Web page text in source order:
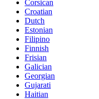
Corsican
Croatian
Dutch
Estonian
Filipino
Finnish
Frisian
Galician
Georgian
Gujarati
Haitian